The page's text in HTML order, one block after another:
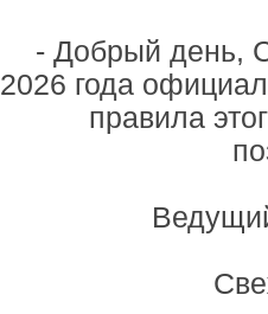
- Добрый день,
2026 года
правила